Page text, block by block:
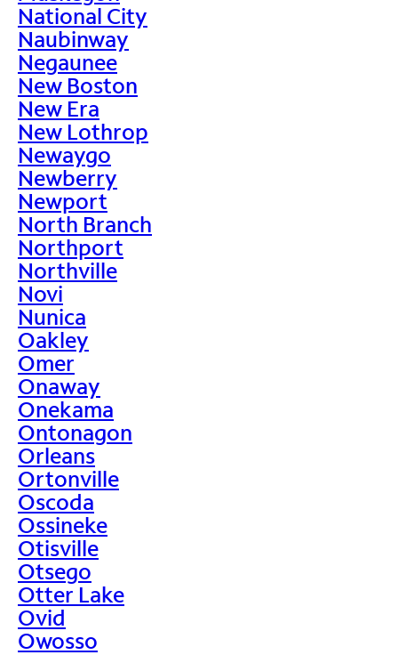
National City
Naubinway
Negaunee
New Boston
New Era
New Lothrop
Newaygo
Newberry
Newport
North Branch
Northport
Northville
Novi
Nunica
Oakley
Omer
Onaway
Onekama
Ontonagon
Orleans
Ortonville
Oscoda
Ossineke
Otisville
Otsego
Otter Lake
Ovid
Owosso